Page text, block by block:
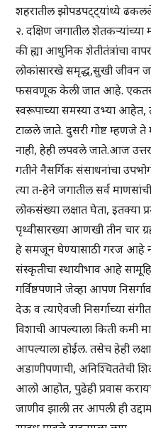
शहरातील झोपडपट्ट्यांध्ये
२. दक्षिण जगातील
की ह्या आधुनिक शेतीतंत्रांचा
लोकांसारखे समृद्ध,सुखी जीवन
फसवणूक केली जात आहे. एकतर,
स्वरूपाच्या समस्या उभ्या
टाळले जाते. दुसरी गोष्ट म्हणजे
नाही, हेही लपवले जाते.आज
गतीने नैसर्गिक संसाधनांचा
त्या त-हेने जगातील सर्व
लोकसंख्या लक्षात घेता, इतक्या
पृथ्वीसारख्या आणखी तीन चार
हे समजून घेण्यासाठी गरज आहे
संस्कृतीचा स्थायीभाव आहे
गर्विष्ठपणाने जेव्हा आपण
देऊ व त्याऐवजी निसर्गाच्या
विशाची आपल्याला किती कमी
आपल्याला होईल. तसेच हेही
अडाणीपणाची, अनिश्चिततेची
आलो आहोत, पुढेही प्रवास
जाणीव झाली तर आपली ही